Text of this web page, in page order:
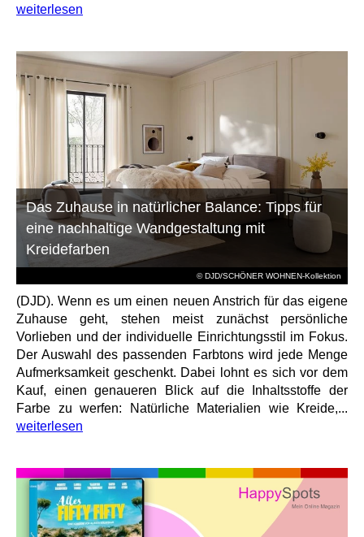
weiterlesen
© DJD/SCHÖNER WOHNEN-Kollektion
Das Zuhause in natürlicher Balance: Tipps für
eine nachhaltige Wandgestaltung mit
Kreidefarben
(DJD). Wenn es um einen neuen Anstrich für das eigene
Zuhause geht, stehen meist zunächst persönliche
Vorlieben und der individuelle Einrichtungsstil im Fokus.
Der Auswahl des passenden Farbtons wird jede Menge
Aufmerksamkeit geschenkt. Dabei lohnt es sich vor dem
Kauf, einen genaueren Blick auf die Inhaltsstoffe der
Farbe zu werfen: Natürliche Materialien wie Kreide,...
weiterlesen